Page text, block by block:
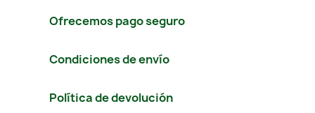
Ofrecemos pago seguro
Condiciones de envío
Política de devolución